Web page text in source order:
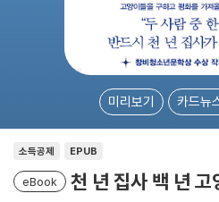
미리보기 카드뉴
소득공제 EPUB
eBook 천 년 집사 백 년 고